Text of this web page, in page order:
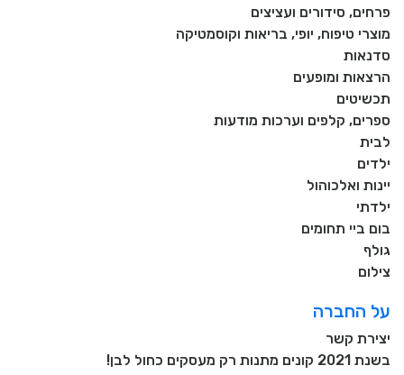
פרחים, סידורים ועציצים
מוצרי טיפוח, יופי, בריאות וקוסמטיקה
סדנאות
הרצאות ומופעים
תכשיטים
ספרים, קלפים וערכות מודעות
לבית
ילדים
יינות ואלכוהול
ילדתי
בום ביי תחומים
גולף
צילום
על החברה
יצירת קשר
בשנת 2021 קונים מתנות רק מעסקים כחול לבן!